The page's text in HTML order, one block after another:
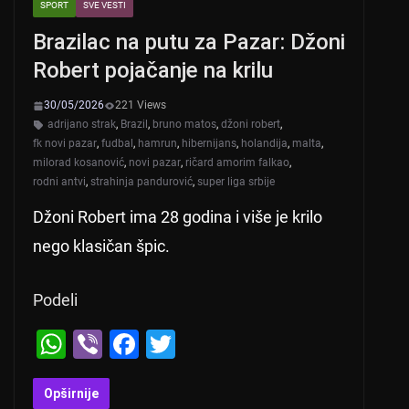
SPORT SVE VESTI
Brazilac na putu za Pazar: Džoni
Robert pojačanje na krilu
30/05/2026
221 Views
adrijano strak, Brazil , bruno matos, džoni robert,
fk novi pazar, fudbal , hamrun, hibernijans, holandija, malta,
milorad kosanović, novi pazar, ričard amorim falkao,
rodni antvi, strahinja pandurović, super liga srbije
Džoni Robert ima 28 godina i više je krilo
nego klasičan špic.
Podeli
W
h
Vi
b
F
Opširnije